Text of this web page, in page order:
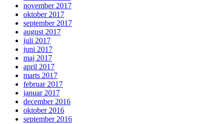
november 2017
oktober 2017
september 2017
august 2017
juli 2017
juni 2017
maj 2017
april 2017
marts 2017
februar 2017
januar 2017
december 2016
oktober 2016
september 2016